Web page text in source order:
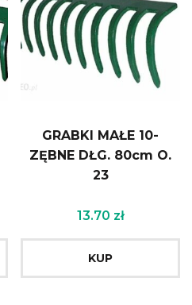
GRABKI MAŁE 10-
ZĘBNE DŁG. 80cm O.
23
13.70 zł
KUP